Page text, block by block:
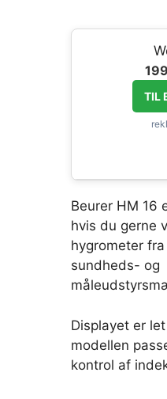
TIL
Beurer HM 16
hvis du gerne
hygrometer
sundheds- og
Displayet er
modellen
kontrol af